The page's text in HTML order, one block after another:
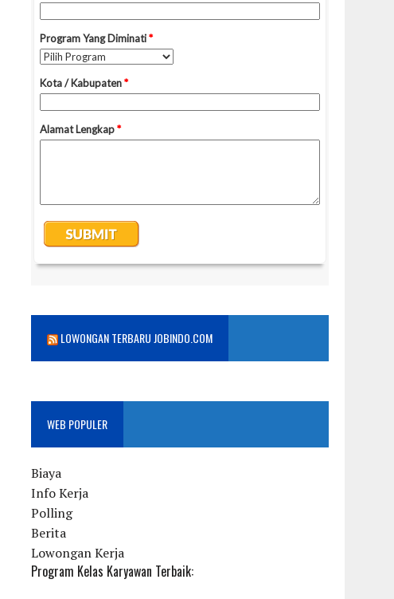
LOWONGAN TERBARU JOBINDO.COM
WEB POPULER
Biaya
Info Kerja
Polling
Berita
Lowongan Kerja
Program Kelas Karyawan Terbaik: